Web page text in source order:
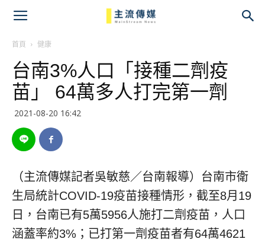
首頁 健康
台南3%人口「接種二劑疫
苗」 64萬多人打完第一劑
2021-08-20 16:42
（主流傳媒記者吳敏慈／台南報導）台南市衛
生局統計COVID-19疫苗接種情形，截至8月19
日，台南已有5萬5956人施打二劑疫苗，人口
涵蓋率約3%；已打第一劑疫苗者有64萬4621